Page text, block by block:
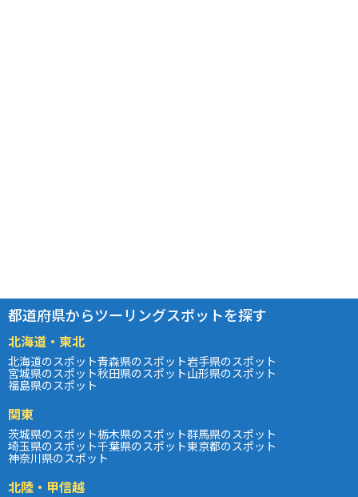
都道府県からツーリングスポットを探す
北海道・東北
北海道のスポット青森県のスポット岩手県のスポット
宮城県のスポット秋田県のスポット山形県のスポット
福島県のスポット
関東
茨城県のスポット栃木県のスポット群馬県のスポット
埼玉県のスポット千葉県のスポット東京都のスポット
神奈川県のスポット
北陸・甲信越